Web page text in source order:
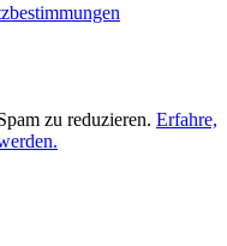
zu reduzieren. Erfahre,